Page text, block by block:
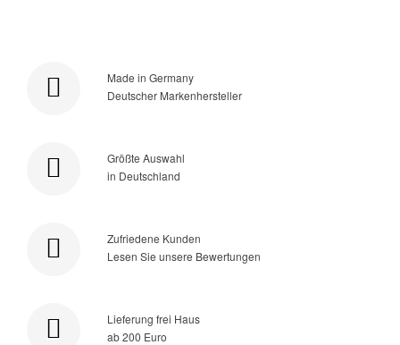
Made in Germany
Deutscher Markenhersteller
Größte Auswahl
in Deutschland
Zufriedene Kunden
Lesen Sie unsere Bewertungen
Lieferung frei Haus
ab 200 Euro